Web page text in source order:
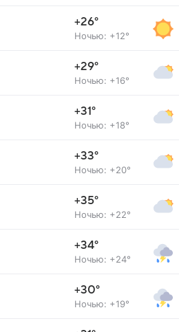
+26°
Ночью: +12°
+29°
Ночью: +16°
+31°
Ночью: +18°
+33°
Ночью: +20°
+35°
Ночью: +22°
+34°
Ночью: +24°
+30°
Ночью: +19°